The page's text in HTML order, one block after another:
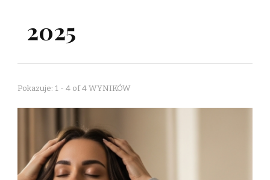
2025
Pokazuje: 1 - 4 of 4 WYNIKÓW